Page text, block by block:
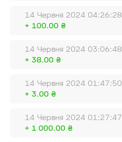
14 Червня 2024 04:26:28
+ 100.00 ₴
14 Червня 2024 03:06:48
+ 38.00 ₴
14 Червня 2024 01:47:50
+ 3.00 ₴
14 Червня 2024 01:27:47
+ 1 000.00 ₴